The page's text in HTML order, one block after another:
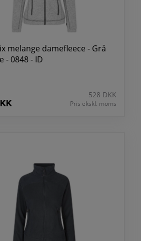
melange damefleece - Grå
- 0848 - ID
528 DKK
Pris ekskl. moms